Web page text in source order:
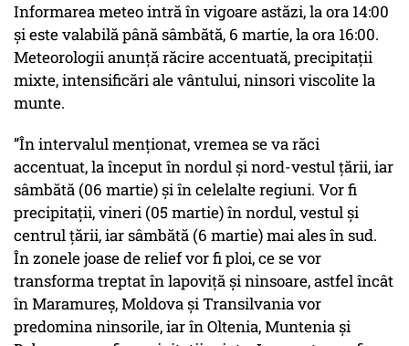
Informarea meteo intră în vigoare astăzi, la ora 14:00
și este valabilă până sâmbătă, 6 martie, la ora 16:00.
Meteorologii anunță răcire accentuată, precipitații
mixte, intensificări ale vântului, ninsori viscolite la
munte.
”În intervalul menționat, vremea se va răci
accentuat, la început în nordul și nord-vestul țării, iar
sâmbătă (06 martie) și în celelalte regiuni. Vor fi
precipitații, vineri (05 martie) în nordul, vestul și
centrul țării, iar sâmbătă (6 martie) mai ales în sud.
În zonele joase de relief vor fi ploi, ce se vor
transforma treptat în lapoviță și ninsoare, astfel încât
în Maramureș, Moldova și Transilvania vor
predomina ninsorile, iar în Oltenia, Muntenia și